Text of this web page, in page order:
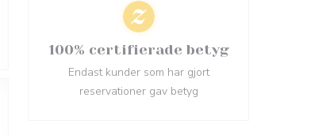
100% certifierade betyg
Endast kunder som har gjort
reservationer gav betyg